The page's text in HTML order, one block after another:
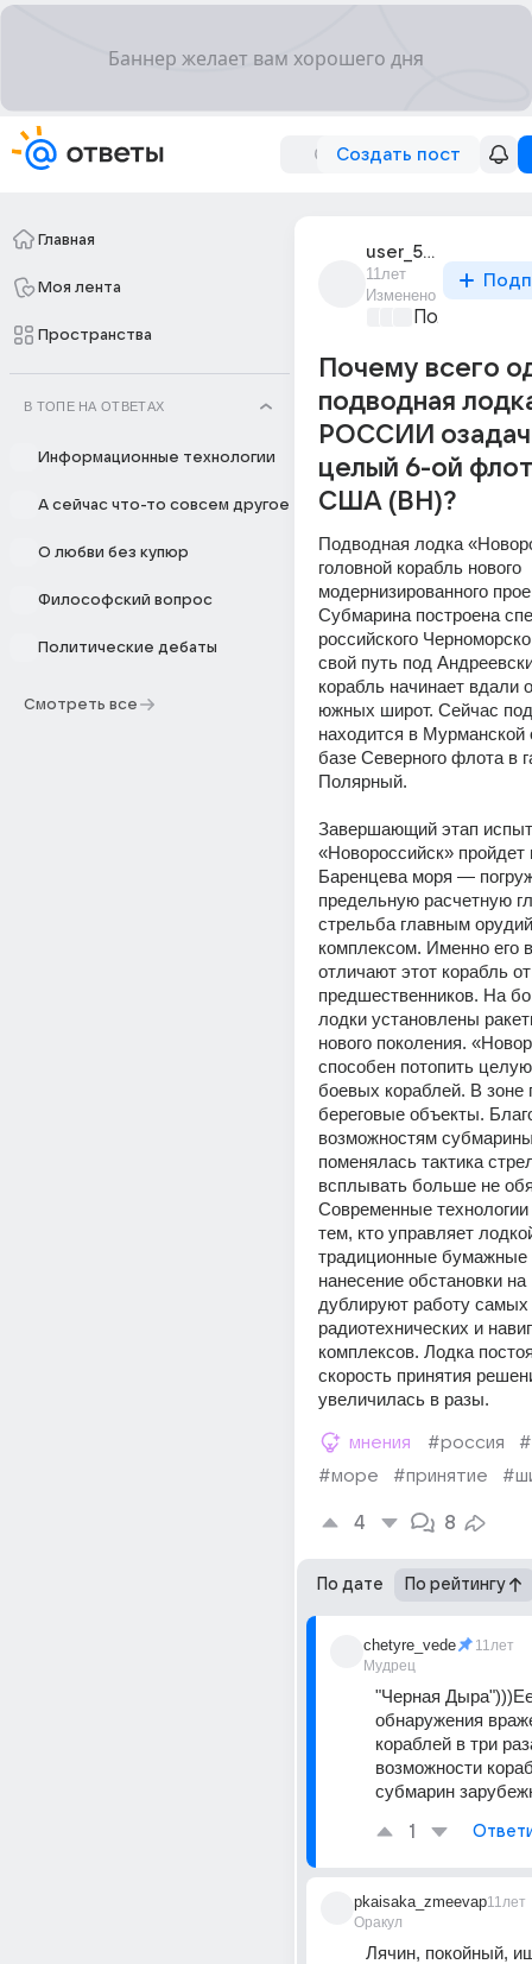
Создать пост
Главная
Моя лента
Пространства
В ТОПЕ НА ОТВЕТАХ
Информационные технологии
А сейчас что-то совсем другое
О любви без купюр
Философский вопрос
Политические дебаты
Смотреть все
user_59906608
11лет
Изменено
Почему всего
подводная
РОССИИ
целый 6-ой
США (ВН)?
Подводная лодка
головной корабль нового
модернизированного
Субмарина построена
российского
свой путь под
корабль начинает вдали
южных широт. Сейчас
находится в Мурманской
базе Северного флота в
Полярный.
Завершающий этап
«Новороссийск» пройдет
Баренцева моря —
предельную расчетную
стрельба главным
комплексом. Именно его
отличают этот корабль
предшественников. На
лодки установлены
нового поколения.
способен потопить
боевых кораблей. В зоне
береговые объекты.
возможностям
поменялась тактика
всплывать больше не
Современные
тем, кто управляет
традиционные бумажные
нанесение обстановки на
дублируют работу
радиотехнических и
комплексов. Лодка
скорость принятия
увеличилась в разы.
мнения #россия
#море
#принятие
4 8
По дате По рейтингу
chetyre_vede
Мудрец
11лет
"Черная
обнаружения
кораблей в три
возможности
субмарин
1
pkaisaka_zmeevap
Оракул
11лет
Лячин, покойный,